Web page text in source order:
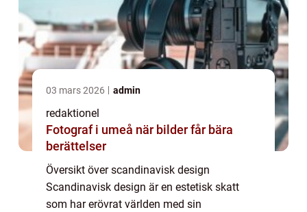
03 mars 2026 admin
redaktionel
Fotograf i umeå när bilder får bära
berättelser
Översikt över scandinavisk design
Scandinavisk design är en estetisk skatt
som har erövrat världen med sin